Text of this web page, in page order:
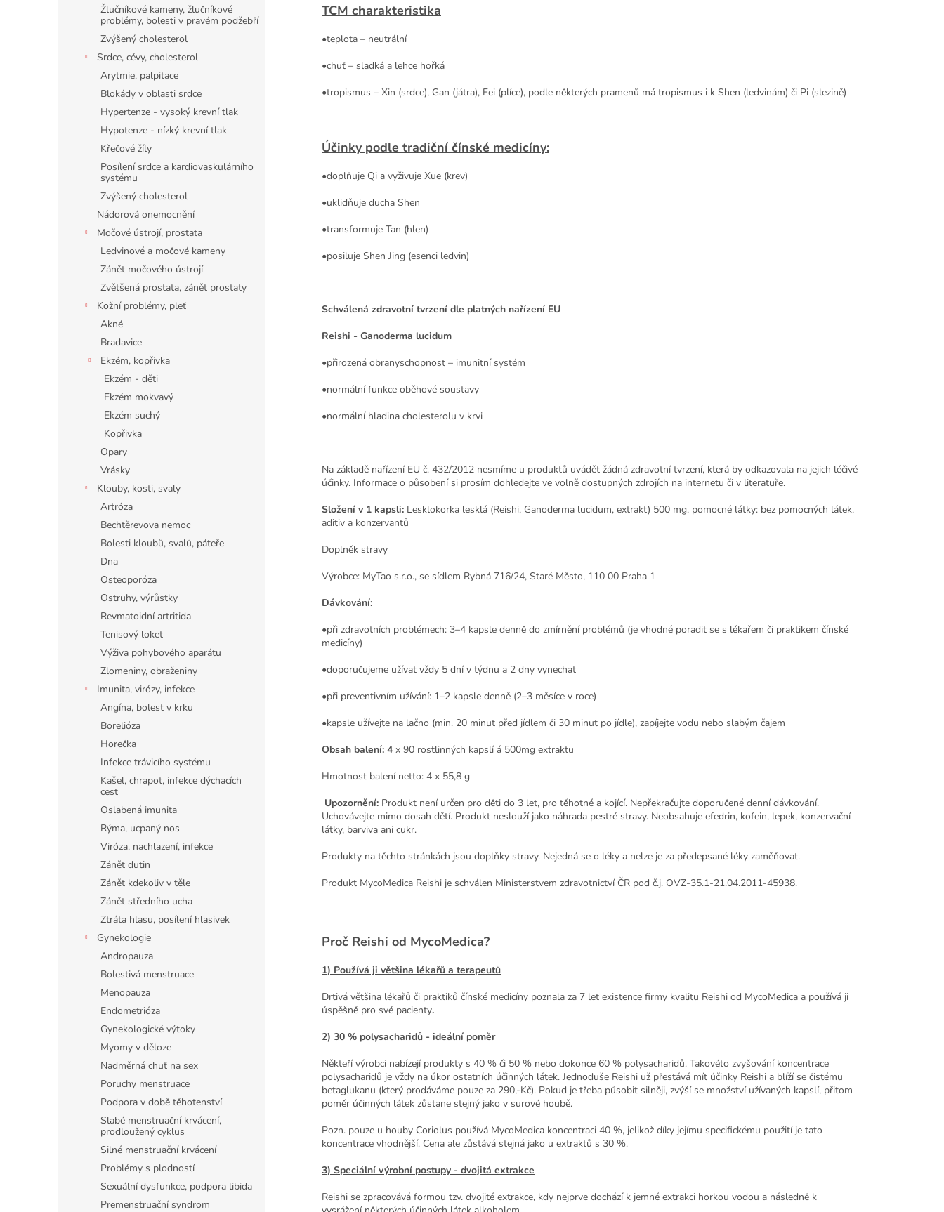
Žlučníkové kameny, žlučníkové
problémy, bolesti v pravém podžebří
Zvýšený cholesterol
Srdce, cévy, cholesterol
Arytmie, palpitace
Blokády v oblasti srdce
Hypertenze - vysoký krevní tlak
Hypotenze - nízký krevní tlak
Křečové žíly
Posílení srdce a kardiovaskulárního
systému
Zvýšený cholesterol
Nádorová onemocnění
Močové ústrojí, prostata
Ledvinové a močové kameny
Zánět močového ústrojí
Zvětšená prostata, zánět prostaty
Kožní problémy, pleť
Akné
Bradavice
Ekzém, kopřivka
Ekzém - děti
Ekzém mokvavý
Ekzém suchý
Kopřivka
Opary
Vrásky
Klouby, kosti, svaly
Artróza
Bechtěrevova nemoc
Bolesti kloubů, svalů, páteře
Dna
Osteoporóza
Ostruhy, výrůstky
Revmatoidní artritida
Tenisový loket
Výživa pohybového aparátu
Zlomeniny, obraženiny
Imunita, virózy, infekce
Angína, bolest v krku
Borelióza
Horečka
Infekce trávicího systému
Kašel, chrapot, infekce dýchacích
cest
Oslabená imunita
Rýma, ucpaný nos
Viróza, nachlazení, infekce
Zánět dutin
Zánět kdekoliv v těle
Zánět středního ucha
Ztráta hlasu, posílení hlasivek
Gynekologie
Andropauza
Bolestivá menstruace
Menopauza
Endometrióza
Gynekologické výtoky
Myomy v děloze
Nadměrná chuť na sex
Poruchy menstruace
Podpora v době těhotenství
Slabé menstruační krvácení,
prodloužený cyklus
Silné menstruační krvácení
Problémy s plodností
Sexuální dysfunkce, podpora libida
Premenstruační syndrom
TCM charakteristika
•teplota – neutrální
•chuť – sladká a lehce hořká
•tropismus – Xin (srdce), Gan (játra), Fei (plíce), podle některých pramenů má tropismus i k Shen (ledvinám) či Pi (slezině)
Účinky podle tradiční čínské medicíny:
•doplňuje Qi a vyživuje Xue (krev)
•uklidňuje ducha Shen
•transformuje Tan (hlen)
•posiluje Shen Jing (esenci ledvin)
Schválená zdravotní tvrzení dle platných nařízení EU
Reishi - Ganoderma lucidum
•přirozená obranyschopnost – imunitní systém
•normální funkce oběhové soustavy
•normální hladina cholesterolu v krvi
Na základě nařízení EU č. 432/2012 nesmíme u produktů uvádět žádná zdravotní tvrzení, která by odkazovala na jejich léčivé
účinky. Informace o působení si prosím dohledejte ve volně dostupných zdrojích na internetu či v literatuře.
Složení v 1 kapsli: Lesklokorka lesklá (Reishi, Ganoderma lucidum, extrakt) 500 mg, pomocné látky: bez pomocných látek,
aditiv a konzervantů
Doplněk stravy
Výrobce: MyTao s.r.o., se sídlem Rybná 716/24, Staré Město, 110 00 Praha 1
Dávkování:
•při zdravotních problémech: 3–4 kapsle denně do zmírnění problémů (je vhodné poradit se s lékařem či praktikem čínské
medicíny)
•doporučujeme užívat vždy 5 dní v týdnu a 2 dny vynechat
•při preventivním užívání: 1–2 kapsle denně (2–3 měsíce v roce)
•kapsle užívejte na lačno (min. 20 minut před jídlem či 30 minut po jídle), zapíjejte vodu nebo slabým čajem
Obsah balení: 4 x 90 rostlinných kapslí á 500mg extraktu
Hmotnost balení netto: 4 x 55,8 g
Upozornění: Produkt není určen pro děti do 3 let, pro těhotné a kojící. Nepřekračujte doporučené denní dávkování.
Uchovávejte mimo dosah dětí. Produkt neslouží jako náhrada pestré stravy. Neobsahuje efedrin, kofein, lepek, konzervační
látky, barviva ani cukr.
Produkty na těchto stránkách jsou doplňky stravy. Nejedná se o léky a nelze je za předepsané léky zaměňovat.
Produkt MycoMedica Reishi je schválen Ministerstvem zdravotnictví ČR pod č.j. OVZ-35.1-21.04.2011-45938.
Proč Reishi od MycoMedica?
1) Používá ji většina lékařů a terapeutů
Drtivá většina lékařů či praktiků čínské medicíny poznala za 7 let existence firmy kvalitu Reishi od MycoMedica a používá ji
úspěšně pro své pacienty.
2) 30 % polysacharidů - ideální poměr
Někteří výrobci nabízejí produkty s 40 % či 50 % nebo dokonce 60 % polysacharidů. Takovéto zvyšování koncentrace
polysacharidů je vždy na úkor ostatních účinných látek. Jednoduše Reishi už přestává mít účinky Reishi a blíží se čistému
betaglukanu (který prodáváme pouze za 290,-Kč). Pokud je třeba působit silněji, zvýší se množství užívaných kapslí, přitom
poměr účinných látek zůstane stejný jako v surové houbě.
Pozn. pouze u houby Coriolus používá MycoMedica koncentraci 40 %, jelikož díky jejímu specifickému použití je tato
koncentrace vhodnější. Cena ale zůstává stejná jako u extraktů s 30 %.
3) Speciální výrobní postupy - dvojitá extrakce
Reishi se zpracovává formou tzv. dvojité extrakce, kdy nejprve dochází k jemné extrakci horkou vodou a následně k